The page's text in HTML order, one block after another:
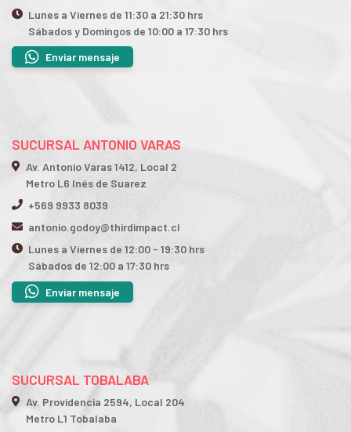
Lunes a Viernes de 11:30 a 21:30 hrs
Sábados y Domingos de 10:00 a 17:30 hrs
Enviar mensaje
SUCURSAL ANTONIO VARAS
Av. Antonio Varas 1412, Local 2
Metro L6 Inés de Suarez
+569 9933 8039
antonio.godoy@thirdimpact.cl
Lunes a Viernes de 12:00 - 19:30 hrs
Sábados de 12:00 a 17:30 hrs
Enviar mensaje
SUCURSAL TOBALABA
Av. Providencia 2594, Local 204
Metro L1 Tobalaba